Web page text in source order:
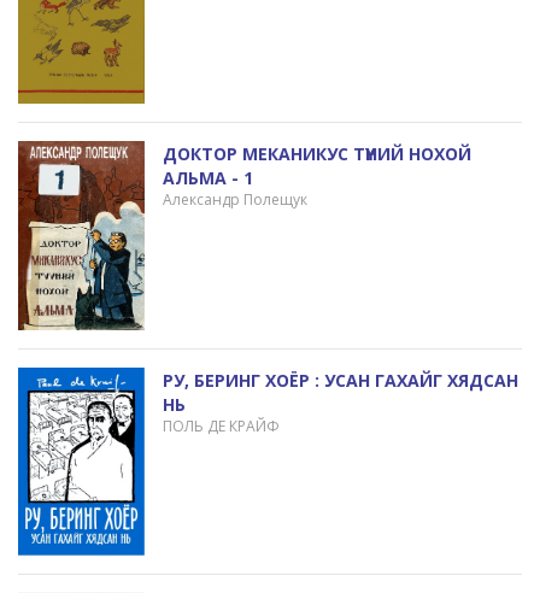
ДОКТОР МЕКАНИКУС ТҮҮНИЙ НОХОЙ
АЛЬМА - 1
Александр Полещук
РУ, БЕРИНГ XОЁР : УСАН ГАХАЙГ ХЯДСАН
НЬ
ПОЛЬ ДЕ КРАЙФ